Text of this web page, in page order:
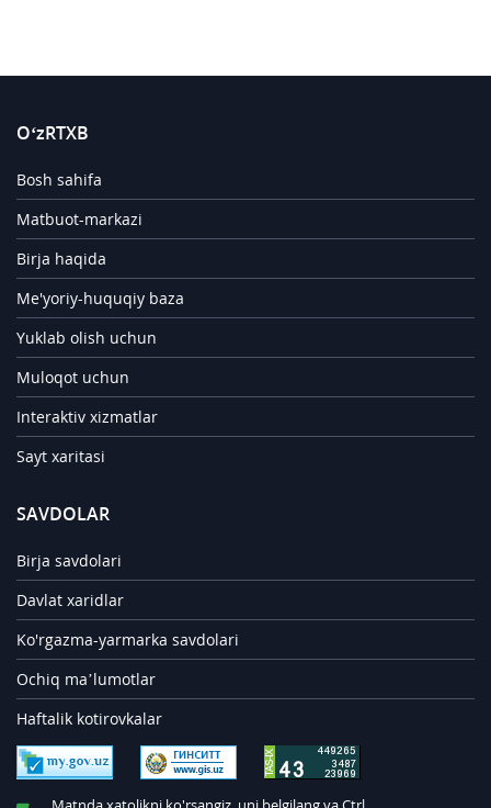
O‘zRTXB
Bosh sahifa
Matbuot-markazi
Birja haqida
Me'yoriy-huquqiy baza
Yuklab olish uchun
Muloqot uchun
Interaktiv xizmatlar
Sayt xaritasi
SAVDOLAR
Birja savdolari
Davlat xaridlar
Ko'rgazma-yarmarka savdolari
Ochiq ma’lumotlar
Haftalik kotirovkalar